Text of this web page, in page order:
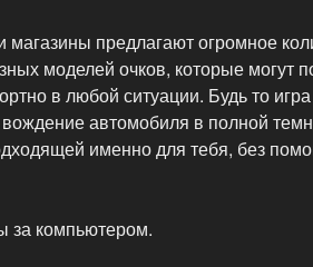
предлагают огромное
моделей очков, которые могут
в любой ситуации. Будь то
автомобиля в полной
именно для тебя, без
за компьютером.